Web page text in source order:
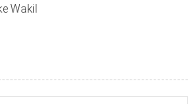
Wakil